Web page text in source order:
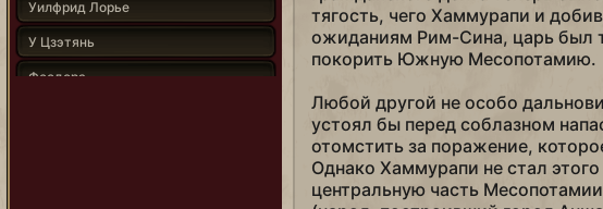
Уилфрид Лорье
У Цзэтянь
Феодора
тягость, чего Хаммурапи и
ожиданиям Рим-Сина, царь был
покорить Южную Месопотамию.
Любой другой не особо
устоял бы перед соблазном
отомстить за поражение,
Однако Хаммурапи не стал этого
центральную часть